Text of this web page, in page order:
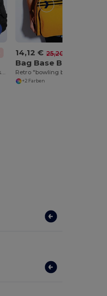
Wheely Holdall große Reisetasche
14,12 € 25,20 €
Bag Base BG075
+2 Farben